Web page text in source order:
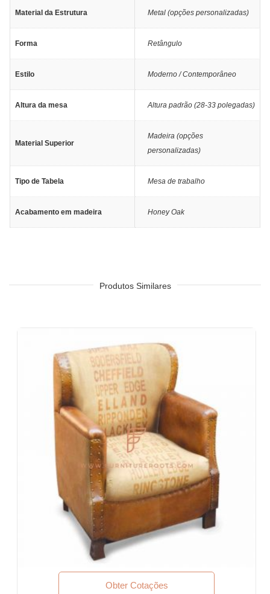
Material da Estrutura Metal (opções personalizadas)
Forma Retângulo
Estilo Moderno / Contemporâneo
Altura da mesa Altura padrão (28-33 polegadas)
Material Superior
Madeira (opções
personalizadas)
Tipo de Tabela Mesa de trabalho
Acabamento em madeira Honey Oak
Produtos Similares
Obter Cotações